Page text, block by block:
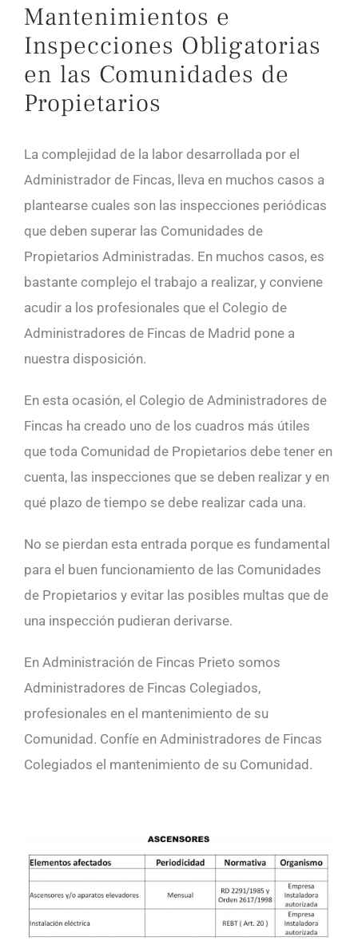
Mantenimientos e
Inspecciones Obligatorias
en las Comunidades de
Propietarios
La complejidad de la labor desarrollada por el
Administrador de Fincas, lleva en muchos casos a
plantearse cuales son las inspecciones periódicas
que deben superar las Comunidades de
Propietarios Administradas. En muchos casos, es
bastante complejo el trabajo a realizar, y conviene
acudir a los profesionales que el Colegio de
Administradores de Fincas de Madrid pone a
nuestra disposición.
En esta ocasión, el Colegio de Administradores de
Fincas ha creado uno de los cuadros más útiles
que toda Comunidad de Propietarios debe tener en
cuenta, las inspecciones que se deben realizar y en
qué plazo de tiempo se debe realizar cada una.
No se pierdan esta entrada porque es fundamental
para el buen funcionamiento de las Comunidades
de Propietarios y evitar las posibles multas que de
una inspección pudieran derivarse.
En Administración de Fincas Prieto somos
Administradores de Fincas Colegiados,
profesionales en el mantenimiento de su
Comunidad. Confíe en Administradores de Fincas
Colegiados el mantenimiento de su Comunidad.